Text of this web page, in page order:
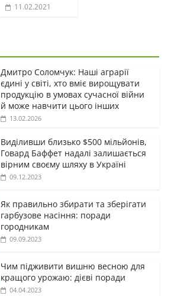
11.02.2021
Дмитро Соломчук: Наші аграрії
єдині у світі, хто вміє вирощувати
продукцію в умовах сучасної війни
й може навчити цього інших
13.02.2026
Виділивши близько $500 мільйонів,
Говард Баффет надалі залишається
вірним своєму шляху в Україні
09.12.2023
Як правильно збирати та зберігати
гарбузове насіння: поради
городникам
09.09.2023
Чим підживити вишню весною для
кращого урожаю: дієві поради
04.04.2023